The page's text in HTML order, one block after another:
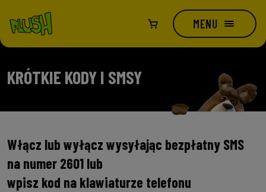
MENU
Abonament
Dokup kolejny numer
Przenieś numer
Telefony i urządzenia
Telefony
Modemy i routery
Internet
KRÓTKIE KODY I SMSY
Włącz lub wyłącz wysyłając bezpłatny SMS
na numer 2601 lub
wpisz kod na klawiaturze telefonu